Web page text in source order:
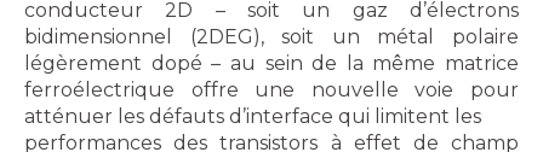
conducteur 2D – soit un gaz d’électrons
bidimensionnel (2DEG), soit un métal polaire
légèrement dopé – au sein de la même matrice
ferroélectrique offre une nouvelle voie pour
atténuer les défauts d’interface qui limitent les
performances des transistors à effet de champ